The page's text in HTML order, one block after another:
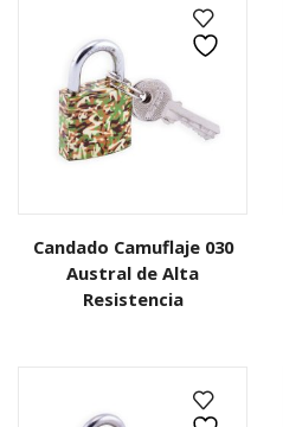
Candado Camuflaje 030
Austral de Alta
Resistencia